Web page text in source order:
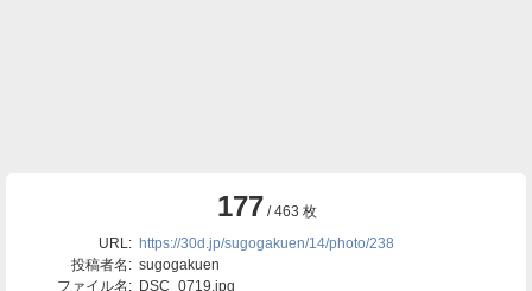
177 / 463 枚
URL: https://30d.jp/sugogakuen/14/photo/238
投稿者名: sugogakuen
ファイル名: DSC_0719.jpg